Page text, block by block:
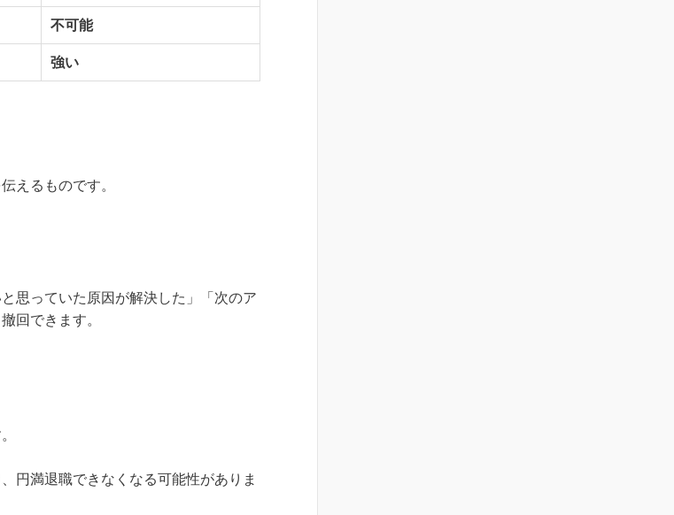
不可能
強い
えるものです。
思っていた原因が解決した」「次のア
回できます。
円満退職できなくなる可能性がありま